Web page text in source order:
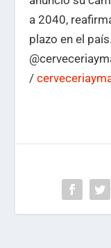
a 2040,
plazo en el
/